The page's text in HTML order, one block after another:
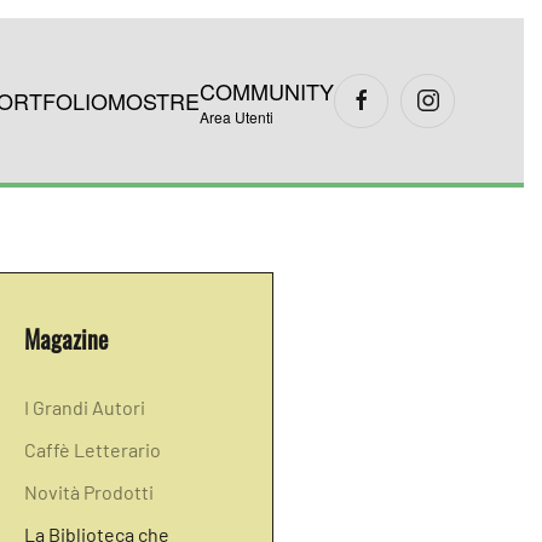
MOSTRECOMMUNITY
Area Utenti
Magazine
I Grandi Autori
Caffè Letterario
Novità Prodotti
La Biblioteca che